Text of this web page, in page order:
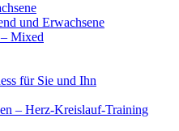
und Erwachsene
Mixed
für Sie und Ihn
– Herz-Kreislauf-Training